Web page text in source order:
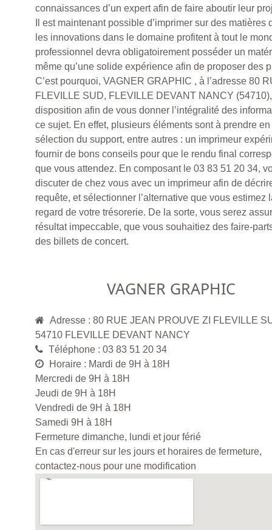
connaissances d’un expert afin de faire aboutir leur
Il est maintenant possible d’imprimer sur des matières
les innovations dans le domaine profitent à tout le
professionnel devra obligatoirement posséder un
même qu’une solide expérience afin de proposer des
C’est pourquoi, VAGNER GRAPHIC , à l’adresse 80
FLEVILLE SUD, FLEVILLE DEVANT NANCY
disposition afin de vous donner l’intégralité des
ce sujet. En effet, plusieurs éléments sont à prendre
sélection du support, entre autres : un imprimeur
fournir de bons conseils pour que le rendu final
que vous attendez. En composant le 03 83 51 20 34,
discuter de chez vous avec un imprimeur afin de
requête, et sélectionner l’alternative que vous estimez
regard de votre trésorerie. De la sorte, vous serez
résultat impeccable, que vous souhaitiez des faire-
des billets de concert.
VAGNER GRAPHIC
Adresse : 80 RUE JEAN PROUVE ZI FLEVILLE
54710 FLEVILLE DEVANT NANCY
Téléphone : 03 83 51 20 34
Horaire : Mardi de 9H à 18H
Mercredi de 9H à 18H
Jeudi de 9H à 18H
Vendredi de 9H à 18H
Samedi 9H à 18H
Fermeture dimanche, lundi et jour férié
En cas d'erreur sur les jours et horaires de fermeture,
contactez-nous pour une modification